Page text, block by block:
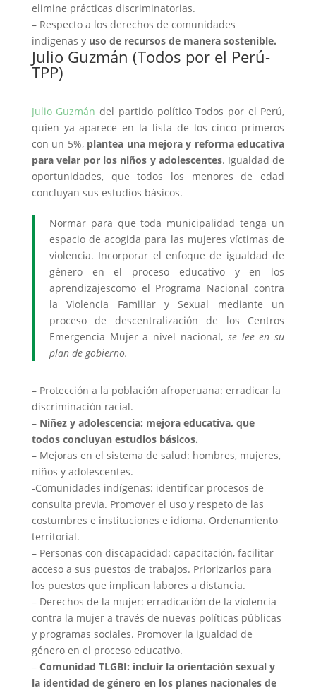
elimine prácticas discriminatorias.
– Respecto a los derechos de comunidades
indígenas yuso de recursos de manera sostenible.
Julio Guzmán (Todos por el Perú-
TPP)
Julio Guzmán del partido político Todos por el Perú,
quien ya aparece en la lista de los cinco primeros
con un 5%, plantea una mejora y reforma educativa
para velar por los niños y adolescentes. Igualdad de
oportunidades, que todos los menores de edad
concluyan sus estudios básicos.
Normar para que toda municipalidad tenga un
espacio de acogida para las mujeres víctimas de
violencia. Incorporar el enfoque de igualdad de
género en el proceso educativo y en los
aprendizajescomo el Programa Nacional contra
la Violencia Familiar y Sexual mediante un
proceso de descentralización de los Centros
Emergencia Mujer a nivel nacional, se lee en su
plan de gobierno.
– Protección a la población afroperuana: erradicar la
discriminación racial.
– Niñez y adolescencia: mejora educativa, que
todos concluyan estudios básicos.
– Mejoras en el sistema de salud: hombres, mujeres,
niños y adolescentes.
-Comunidades indígenas: identificar procesos de
consulta previa. Promover el uso y respeto de las
costumbres e instituciones e idioma. Ordenamiento
territorial.
– Personas con discapacidad: capacitación, facilitar
acceso a sus puestos de trabajos. Priorizarlos para
los puestos que implican labores a distancia.
– Derechos de la mujer: erradicación de la violencia
contra la mujer a través de nuevas políticas públicas
y programas sociales. Promover la igualdad de
género en el proceso educativo.
– Comunidad TLGBI: incluir la orientación sexual y
la identidad de género en los planes nacionales de